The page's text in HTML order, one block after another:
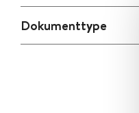
Dokumenttype